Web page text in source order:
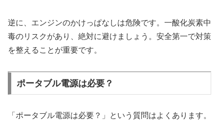
逆に、エンジンのかけっぱなしは危険です。一酸化炭素中
毒のリスクがあり、絶対に避けましょう。安全第一で対策
を整えることが重要です。
ポータブル電源は必要？
「ポータブル電源は必要？」という質問はよくあります。